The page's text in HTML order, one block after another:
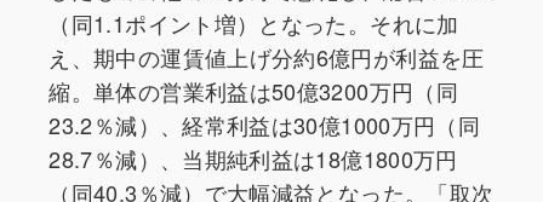
（同1.1ポイント増）となった。それに加
え、期中の運賃値上げ分約6億円が利益を圧
縮。単体の営業利益は50億3200万円（同
23.2％減）、経常利益は30億1000万円（同
28.7％減）、当期純利益は18億1800万円
（同40.3％減）で大幅減益となった。「取次